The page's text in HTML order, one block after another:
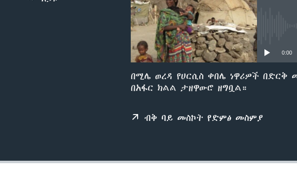
0:00
በሚሌ ወረዳ የሀርሲስ ቀበሌ ነዋሪዎች
በአፋር ክልል ታዘዋውሮ ዘግቧል።
ብቅ ባይ መስኮት የድምፅ መስምያ